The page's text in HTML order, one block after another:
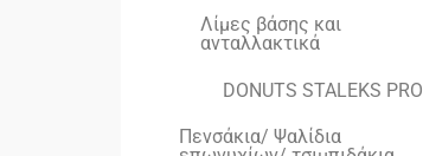
Λίμες βάσης και
ανταλλακτικά
DONUTS STALEKS PRO
Πενσάκια/ Ψαλίδια